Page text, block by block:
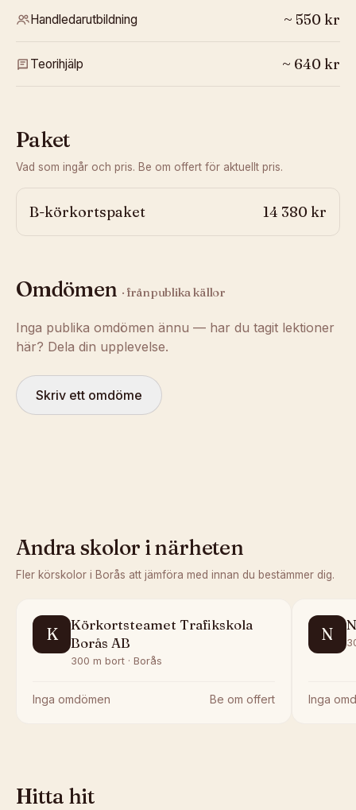
Handledarutbildning ~ 550 kr
Teorihjälp ~ 640 kr
Paket
Vad som ingår och pris. Be om offert för aktuellt pris.
B-körkortspaket 14 380 kr
Omdömen · från publika källor
Inga publika omdömen ännu — har du tagit lektioner
här? Dela din upplevelse.
Skriv ett omdöme
Andra skolor i närheten
Fler körskolor i Borås att jämföra med innan du bestämmer dig.
K
Körkortsteamet Trafikskola
Borås AB
300 m bort · Borås
Inga omdömen Be om offert
N
Inga
Hitta hit